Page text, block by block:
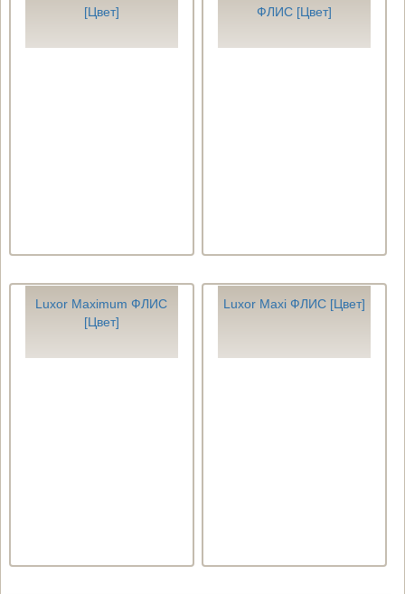
[Цвет]
ФЛИС [Цвет]
Luxor Maximum ФЛИС
[Цвет]
Luxor Maxi ФЛИС [Цвет]